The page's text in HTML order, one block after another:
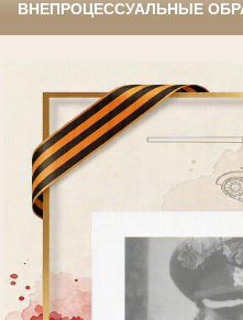
ВНЕПРОЦЕССУАЛЬНЫЕ